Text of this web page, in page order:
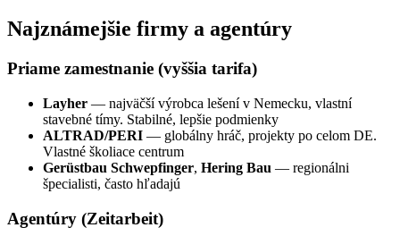
Najznámejšie firmy a agentúry
Priame zamestnanie (vyššia tarifa)
Layher — najväčší výrobca lešení v Nemecku, vlastní
stavebné tímy. Stabilné, lepšie podmienky
ALTRAD/PERI — globálny hráč, projekty po celom DE.
Vlastné školiace centrum
Gerüstbau Schwepfinger, Hering Bau — regionálni
špecialisti, často hľadajú
Agentúry (Zeitarbeit)